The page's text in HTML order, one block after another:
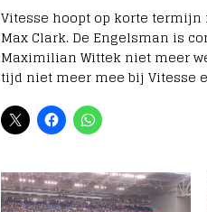
Vitesse hoopt op korte
Max Clark. De Engelsman is
Maximilian Wittek niet meer
tijd niet meer mee bij Vitesse